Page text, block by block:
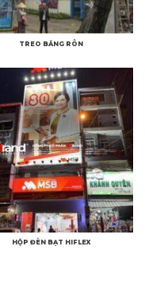
TREO BĂNG RÔN
HỘP ĐÈN BẠT HIFLEX